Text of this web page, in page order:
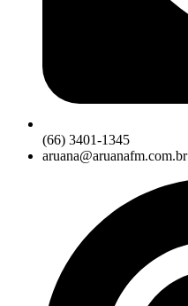
(66) 3401-1345
aruana@aruanafm.com.br